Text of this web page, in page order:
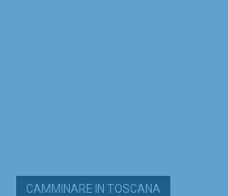
CAMMINARE IN TOSCANA